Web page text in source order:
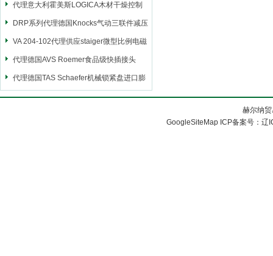
代理意大利霍美斯LOGICA木材干燥控制
仪
DRP系列代理德国Knocks气动三联件减压
阀
VA 204-102代理供应staiger微型比例电磁
阀
代理德国AVS Roemer食品级快插接头
代理德国TAS Schaefer机械锁紧盘进口膨
胀套
赫尔纳
GoogleSiteMap ICP备案号：辽